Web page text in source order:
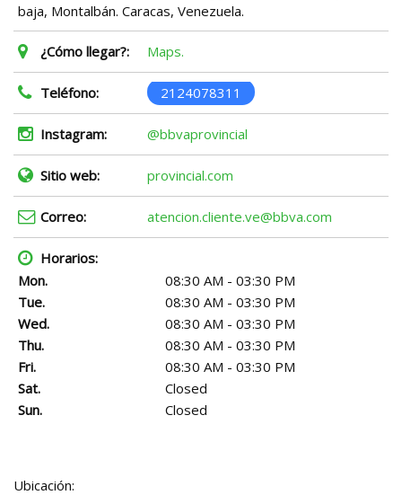
baja, Montalbán. Caracas, Venezuela.
¿Cómo llegar?: Maps.
Teléfono: 2124078311
Instagram: @bbvaprovincial
Sitio web: provincial.com
Correo: atencion.cliente.ve@bbva.com
Horarios:
Mon.
08:30 AM - 03:30 PM
Tue.
08:30 AM - 03:30 PM
Wed.
08:30 AM - 03:30 PM
Thu.
08:30 AM - 03:30 PM
Fri.
08:30 AM - 03:30 PM
Sat.
Closed
Sun.
Closed
Ubicación: